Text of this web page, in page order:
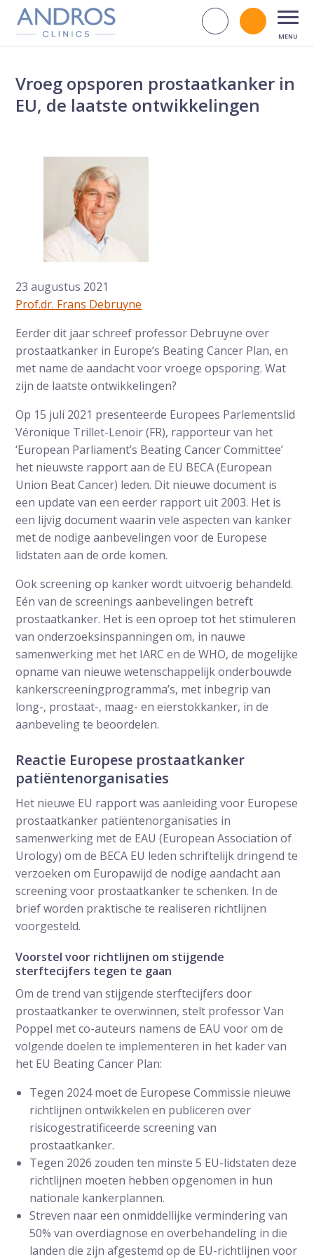
Navigatie overslaan
Zoek op
Bel
Vroeg opsporen prostaatkanker in
EU, de laatste ontwikkelingen
23 augustus 2021
Prof.dr. Frans Debruyne
Eerder dit jaar schreef professor Debruyne over
prostaatkanker in Europe’s Beating Cancer Plan, en
met name de aandacht voor vroege opsporing. Wat
zijn de laatste ontwikkelingen?
Op 15 juli 2021 presenteerde Europees Parlementslid
Véronique Trillet-Lenoir (FR), rapporteur van het
‘European Parliament’s Beating Cancer Committee’
het nieuwste rapport aan de EU BECA (European
Union Beat Cancer) leden. Dit nieuwe document is
een update van een eerder rapport uit 2003. Het is
een lijvig document waarin vele aspecten van kanker
met de nodige aanbevelingen voor de Europese
lidstaten aan de orde komen.
Ook screening op kanker wordt uitvoerig behandeld.
Eén van de screenings aanbevelingen betreft
prostaatkanker. Het is een oproep tot het stimuleren
van onderzoeksinspanningen om, in nauwe
samenwerking met het IARC en de WHO, de mogelijke
opname van nieuwe wetenschappelijk onderbouwde
kankerscreeningprogramma’s, met inbegrip van
long-, prostaat-, maag- en eierstokkanker, in de
aanbeveling te beoordelen.
Reactie Europese prostaatkanker
patiëntenorganisaties
Het nieuwe EU rapport was aanleiding voor Europese
prostaatkanker patiëntenorganisaties in
samenwerking met de EAU (European Association of
Urology) om de BECA EU leden schriftelijk dringend te
verzoeken om Europawijd de nodige aandacht aan
screening voor prostaatkanker te schenken. In de
brief worden praktische te realiseren richtlijnen
voorgesteld.
Voorstel voor richtlijnen om stijgende
sterftecijfers tegen te gaan
Om de trend van stijgende sterftecijfers door
prostaatkanker te overwinnen, stelt professor Van
Poppel met co-auteurs namens de EAU voor om de
volgende doelen te implementeren in het kader van
het EU Beating Cancer Plan:
Tegen 2024 moet de Europese Commissie nieuwe
richtlijnen ontwikkelen en publiceren over
risicogestratificeerde screening van
prostaatkanker.
Tegen 2026 zouden ten minste 5 EU-lidstaten deze
richtlijnen moeten hebben opgenomen in hun
nationale kankerplannen.
Streven naar een onmiddellijke vermindering van
50% van overdiagnose en overbehandeling in die
landen die zijn afgestemd op de EU-richtlijnen voor